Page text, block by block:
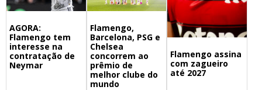
AGORA:
Flamengo tem
interesse na
contratação de
Neymar
Flamengo,
Barcelona, PSG e
Chelsea
concorrem ao
prêmio de
melhor clube do
mundo
Flamengo assina
com zagueiro
até 2027